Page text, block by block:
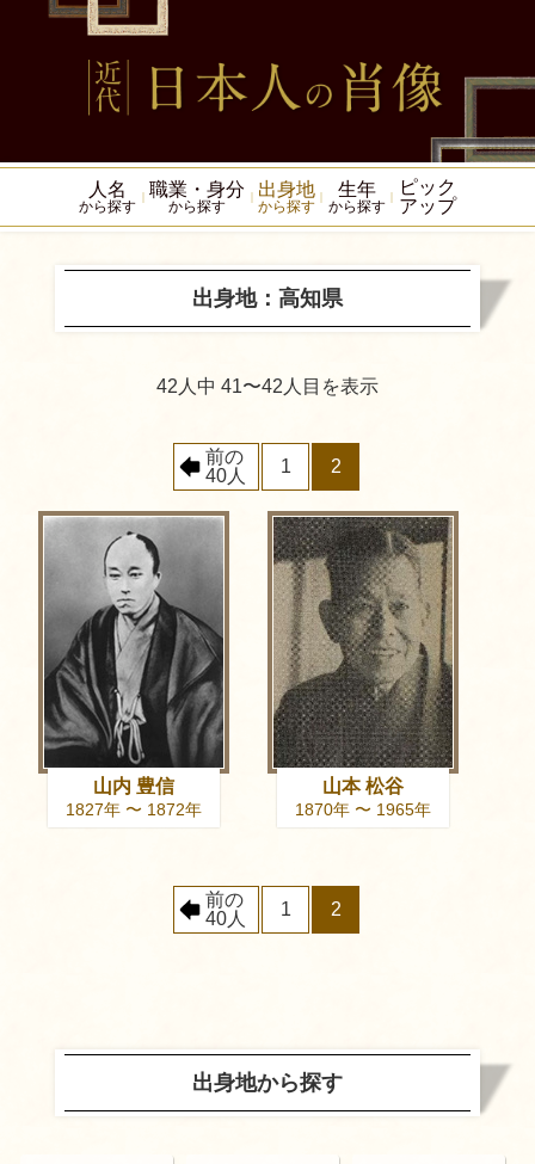
人名
から探す
職業・身分
から探す
出身地
から探す
生年
から探す
ピック
アップ
出身地：高知県
42人中 41〜42人目を表示
前の
40人
1 2
山内 豊信
1827年 〜 1872年
山本 松谷
1870年 〜 1965年
前の
40人
1 2
出身地から探す